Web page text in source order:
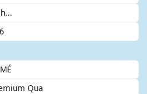
Qua